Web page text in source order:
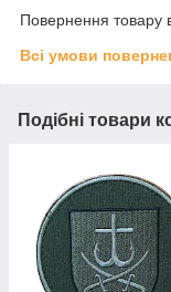
Повернення товару
Всі умови
Подібні товари